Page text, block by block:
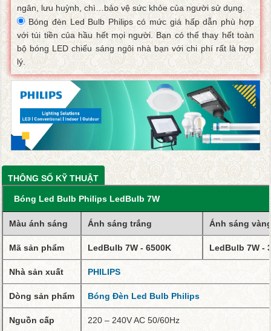
ngân, lưu huỳnh, chì…bảo vệ sức khỏe của người sử dụng.
Bóng đèn Led Bulb Philips có mức giá hấp dẫn phù hợp
với túi tiền của hầu hết mọi người. Bạn có thể thay hết toàn
bộ bóng LED chiếu sáng ngôi nhà bạn với chi phí rất là hợp
lý.
THÔNG SỐ KỸ THUẬT
Bóng Led Bulb Philips LedBulb 7W
Màu ánh sáng Ánh sáng trắng Ánh sáng
Mã sản phẩm LedBulb 7W - 6500K LedBulb 7W -
Nhà sản xuất PHILIPS
Dòng sản phẩm Bóng Đèn Led Bulb Philips
Nguồn cấp 220 – 240V AC 50/60Hz